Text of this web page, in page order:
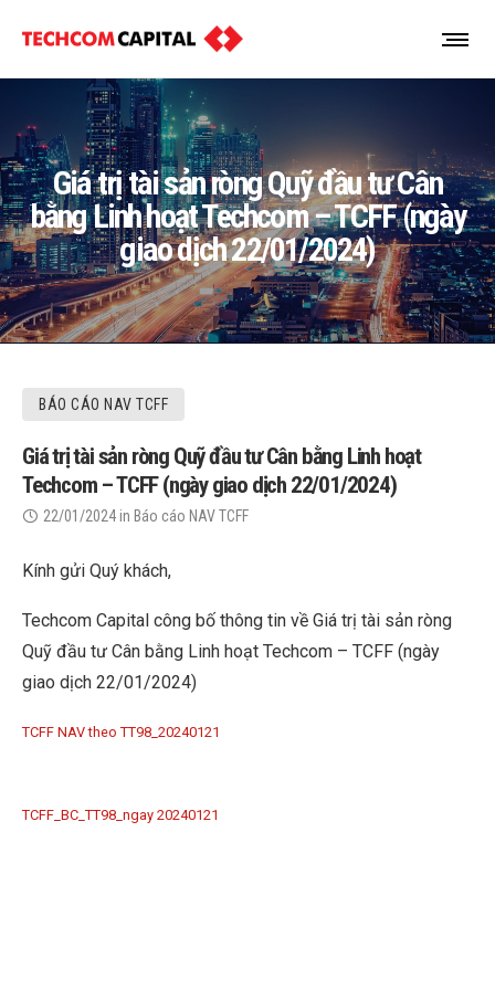
Giá trị tài sản ròng Quỹ đầu tư Cân
bằng Linh hoạt Techcom – TCFF (ngày
giao dịch 22/01/2024)
BÁO CÁO NAV TCFF
Giá trị tài sản ròng Quỹ đầu tư Cân bằng Linh hoạt
Techcom – TCFF (ngày giao dịch 22/01/2024)
22/01/2024in Báo cáo NAV TCFF
Kính gửi Quý khách,
Techcom Capital công bố thông tin về Giá trị tài sản ròng
Quỹ đầu tư Cân bằng Linh hoạt Techcom – TCFF (ngày
giao dịch 22/01/2024)
TCFF NAV theo TT98_20240121
TCFF_BC_TT98_ngay 20240121